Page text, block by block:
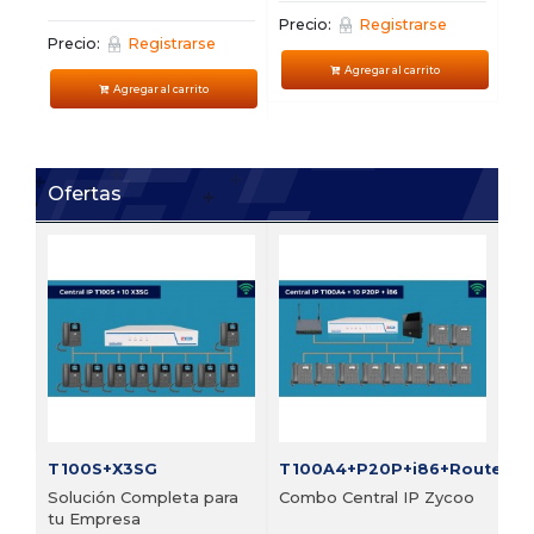
Precio: Registrarse
Agregar al carrito
Precio: Registrarse
Agregar al carrito
Ofertas
T100S+X3SG
Solución Completa para
tu Empresa
T100A4+P20P+i86+Router
Combo Central IP Zycoo